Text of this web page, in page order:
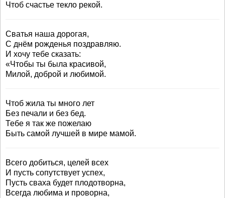
Чтоб счастье текло рекой.
Сватья наша дорогая,
С днём рожденья поздравляю.
И хочу тебе сказать:
«Чтобы ты была красивой,
Милой, доброй и любимой.
Чтоб жила ты много лет
Без печали и без бед.
Тебе я так же пожелаю
Быть самой лучшей в мире мамой.
Всего добиться, целей всех
И пусть сопутствует успех,
Пусть сваха будет плодотворна,
Всегда любима и проворна,